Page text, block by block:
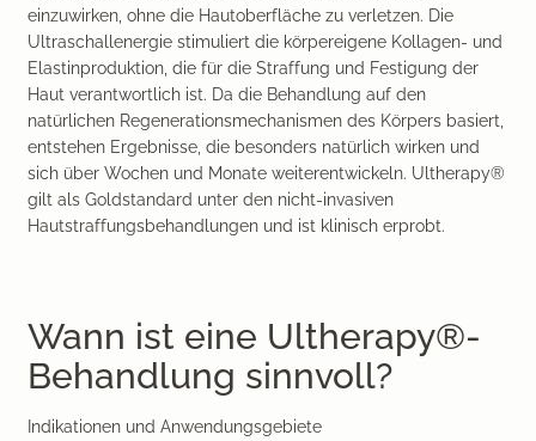
einzuwirken, ohne die Hautoberfläche zu verletzen. Die
Ultraschallenergie stimuliert die körpereigene Kollagen- und
Elastinproduktion, die für die Straffung und Festigung der
Haut verantwortlich ist. Da die Behandlung auf den
natürlichen Regenerationsmechanismen des Körpers basiert,
entstehen Ergebnisse, die besonders natürlich wirken und
sich über Wochen und Monate weiterentwickeln. Ultherapy®
gilt als Goldstandard unter den nicht-invasiven
Hautstraffungsbehandlungen und ist klinisch erprobt.
Wann ist eine Ultherapy®-
Behandlung sinnvoll?
Indikationen und Anwendungsgebiete